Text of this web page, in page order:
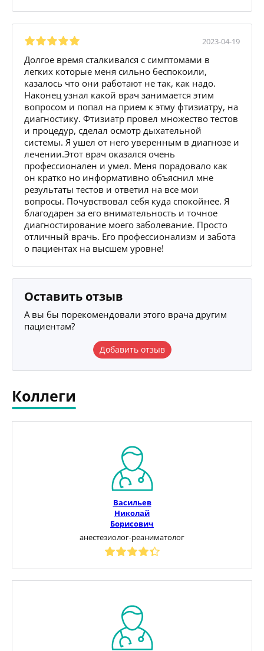
2023-04-19
Долгое время сталкивался с симптомами в
легких которые меня сильно беспокоили,
казалось что они работают не так, как надо.
Наконец узнал какой врач занимается этим
вопросом и попал на прием к этму фтизиатру, на
диагностику. Фтизиатр провел множество тестов
и процедур, сделал осмотр дыхательной
системы. Я ушел от него уверенным в диагнозе и
лечении.Этот врач оказался очень
профессионален и умел. Меня порадовало как
он кратко но информативно объяснил мне
результаты тестов и ответил на все мои
вопросы. Почувствовал себя куда спокойнее. Я
благодарен за его внимательность и точное
диагностирование моего заболевание. Просто
отличный врачь. Его профессионализм и забота
о пациентах на высшем уровне!
Оставить отзыв
А вы бы порекомендовали этого врача другим
пациентам?
Добавить отзыв
Коллеги
Васильев
Николай
Борисович
анестезиолог-реаниматолог